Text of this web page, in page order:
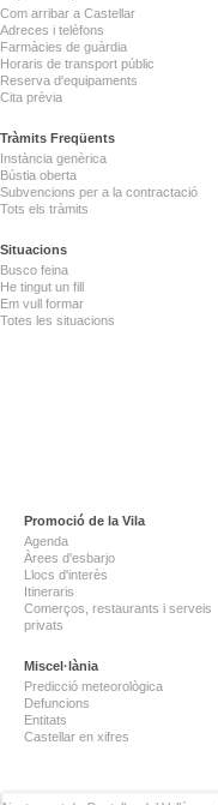
Com arribar a Castellar
Adreces i telèfons
Farmàcies de guàrdia
Horaris de transport públic
Reserva d'equipaments
Cita prèvia
Tràmits Freqüents
Instància genèrica
Bústia oberta
Subvencions per a la contractació
Tots els tràmits
Situacions
Busco feina
He tingut un fill
Em vull formar
Totes les situacions
Promoció de la Vila
Agenda
Àrees d'esbarjo
Llocs d'interès
Itineraris
Comerços, restaurants i serveis
privats
Miscel·lània
Predicció meteorològica
Defuncions
Entitats
Castellar en xifres